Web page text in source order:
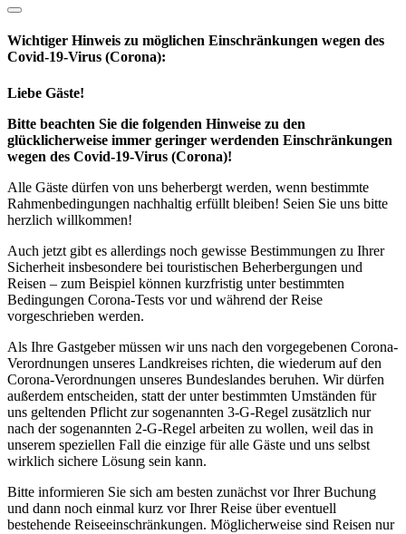
Wichtiger Hinweis zu möglichen Ein­schränk­ungen wegen des
Covid-19-Virus (Corona):
Liebe Gäste!
Bitte beachten Sie die folgenden Hinweise zu den
glücklicherweise immer geringer werdenden Einschränkungen
wegen des Covid-19-Virus (Corona)!
Alle Gäste dürfen von uns beherbergt werden, wenn bestimmte
Rahmenbedingungen nachhaltig erfüllt bleiben! Seien Sie uns bitte
herzlich willkommen!
Auch jetzt gibt es allerdings noch gewisse Bestimmungen zu Ihrer
Sicherheit insbesondere bei touristischen Beherbergungen und
Reisen – zum Beispiel können kurzfristig unter bestimmten
Bedingungen Corona-Tests vor und während der Reise
vorgeschrieben werden.
Als Ihre Gastgeber müssen wir uns nach den vorgegebenen Corona-
Verordnungen unseres Landkreises richten, die wiederum auf den
Corona-Verordnungen unseres Bundeslandes beruhen. Wir dürfen
außerdem entscheiden, statt der unter bestimmten Umständen für
uns geltenden Pflicht zur sogenannten 3-G-Regel zusätzlich nur
nach der sogenannten 2-G-Regel arbeiten zu wollen, weil das in
unserem speziellen Fall die einzige für alle Gäste und uns selbst
wirklich sichere Lösung sein kann.
Bitte informieren Sie sich am besten zunächst vor Ihrer Buchung
und dann noch einmal kurz vor Ihrer Reise über eventuell
bestehende Reiseeinschränkungen. Möglicherweise sind Reisen nur